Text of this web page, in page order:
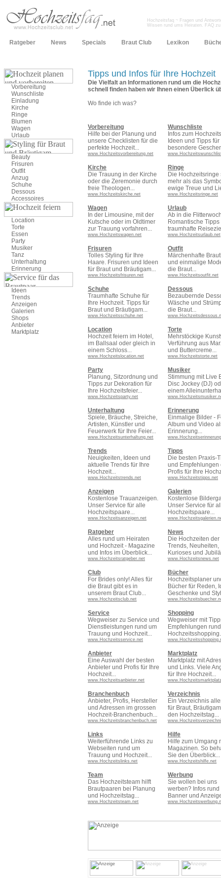
Hochzeitsfaq ~ Fragen und
Wissen rund ums Heiraten. FAQ
Ratgeber News Specials Braut Club Lexikon
Vorbereitung
Wunschliste
Einladung
Kirche
Ringe
Blumen
Wagen
Urlaub
Beauty
Frisuren
Outfit
Anzug
Schuhe
Dessous
Accessoires
Location
Torte
Essen
Party
Musiker
Tanz
Unterhaltung
Erinnerung
Ideen
Trends
Anzeigen
Galerien
Shops
Anbieter
Marktplatz
Tipps und Infos für Ihre Hochzeit
Die Vielfalt an Informationen rund um die
schnell finden haben wir Ihnen einen Überlick
Wo finde ich was?
Vorbereitung
Hilfe bei der Planung und
unsere Checklisten für die
perfekte Hochzeit...
www.Hochzeitsvorbereitung.net
Wunschliste
Infos zum
Ideen und Tipps
besondere
Kirche
Die Trauung in der Kirche
oder die Zeremonie durch
freie Theologen...
www.Hochzeitskirche.net
Ringe
Die Hochzeitsringe
mehr als das
ewige Treue und
www.Hochzeitsringe.net
Wagen
In der Limousine, mit der
Kutsche oder im Oldtimer
zur Trauung vorfahren...
www.Hochzeitswagen.net
Urlaub
Ab in die
Romantische Tipps
traumhafte
www.Hochzeitsurlaub.net
Frisuren
Tolles Styling für Ihre
Haare. Frisuren und Ideen
für Braut und Bräutigam...
www.Hochzeitsfrisuren.net
Outfit
Märchenhafte
und einmalige
die Braut...
www.Hochzeitsoutfit.net
Schuhe
Traumhafte Schuhe für
Ihre Hochzeit. Tipps für
Braut und Bräutigam...
www.Hochzeitsschuhe.net
Dessous
Bezaubernde
Wäsche und
die Braut...
Location
Hochzeit feiern im Hotel,
im Ballsaal oder gleich in
einem Schloss...
www.Hochzeitslocation.net
Torte
Mehrstöckige
Verführung aus
und Buttercreme...
www.Hochzeitstorte.net
Party
Planung, Sitzordnung und
Tipps zur Dekoration für
Ihre Hochzeitsfeier...
www.Hochzeitsparty.net
Musiker
Stimmung mit Live
Disc Jockey (DJ)
einem
Unterhaltung
Spiele, Bräuche, Streiche,
Artisten, Künstler und
Feuerwerk für Ihre Feier...
www.Hochzeitsunterhaltung.net
Erinnerung
Einmalige Bilder -
Album und Video
Erinnerung...
Trends
Neuigkeiten, Ideen und
aktuelle Trends für Ihre
Hochzeit...
www.Hochzeitstrends.net
Tipps
Die besten Praxis-
und Empfehlungen
Profis für Ihre
www.Hochzeitstipps.net
Anzeigen
Kostenlose Trauanzeigen.
Unser Service für alle
Hochzeitspaare...
www.Hochzeitsanzeigen.net
Galerien
Kostenlose
Unser Service für
Hochzeitspaare...
Ratgeber
Alles rund um Heiraten
und Hochzeit - Magazine
und Infos im Überblick...
www.Hochzeitsratgeber.net
News
Die Hochzeiten der
Trends, Neuheiten,
Kurioses und
www.Hochzeitsnews.net
Club
For Brides only! Alles für
die Braut gibt es in
unserem Braut Club...
www.Hochzeitsclub.net
Bücher
Hochzeitsplaner
Bücher für Reden,
Geschenke und
Service
Wegweiser zu Service und
Dienstleistungen rund um
Trauung und Hochzeit...
www.Hochzeitsservice.net
Shopping
Wegweiser mit
Empfehlungen
Anbieter
Eine Auswahl der besten
Anbieter und Profis für Ihre
Hochzeit...
www.Hochzeitsanbieter.net
Marktplatz
Marktplatz mit
und Links. Viele
für Ihre Hochzeit...
Branchenbuch
Anbieter, Profis, Hersteller
und Adressen im grossen
Hochzeit-Branchenbuch...
www.Hochzeitsbranchenbuch.net
Verzeichnis
Ein Verzeichnis
für Braut,
den Hochzeitstag...
Links
Weiterführende Links zu
Webseiten rund um
Trauung und Hochzeit...
www.Hochzeitslinks.net
Hilfe
Hilfe zum Umgang
Magazinen. So
Sie den Überblick...
www.Hochzeitshilfe.net
Team
Das Hochzeitsteam hilft
Brautpaaren bei Planung
und Hochzeitstag...
www.Hochzeitsteam.net
Werbung
Sie wollen bei uns
werben? Infos rund
Banner und